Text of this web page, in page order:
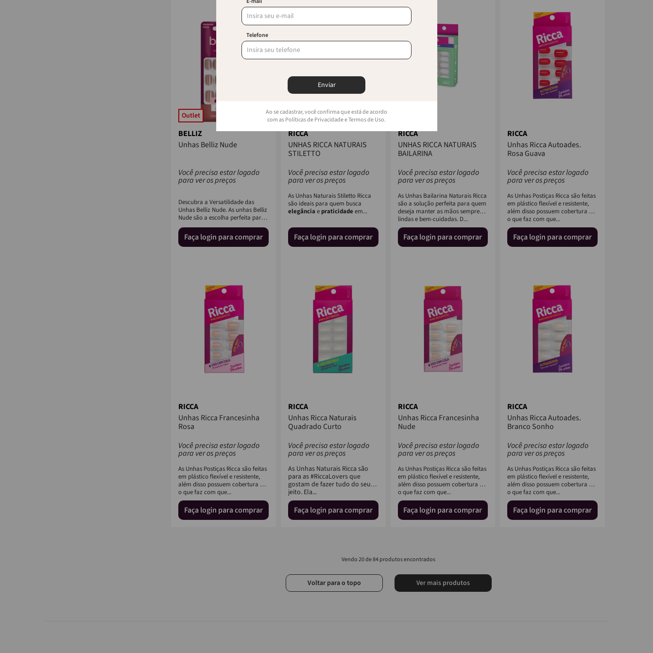
Telefone
Enviar
Ao se cadastrar, você confirma que está de acordo
com as Políticas de Privacidade e Termos de Uso.
Outlet
BELLIZ
Unhas Belliz Nude
Você precisa estar logado
para ver os preços
Descubra a Versatilidade das
Unhas Belliz Nude. As unhas Belliz
Nude são a escolha perfeita para
quem busca elegância...
Faça login para comprar
RICCA
UNHAS RICCA NATURAIS
STILETTO
Você precisa estar logado
para ver os preços
As Unhas Naturais Stiletto Ricca
são ideais para quem busca
elegância e praticidadeem...
Faça login para comprar
RICCA
UNHAS RICCA NATURAIS
BAILARINA
Você precisa estar logado
para ver os preços
As Unhas Bailarina Naturais Ricca
são a solução perfeita para quem
deseja manter as mãos sempre
lindas e bem-cuidadas. D...
Faça login para comprar
RICCA
Unhas Ricca Autoades.
Rosa Guava
Você precisa estar logado
para ver os preços
As Unhas Postiças Ricca são feitas
em plástico flexível e resistente,
além disso possuem cobertura UV,
o que faz com que...
Faça login para comprar
RICCA
Unhas Ricca Francesinha
Rosa
Você precisa estar logado
para ver os preços
As Unhas Postiças Ricca são feitas
em plástico flexível e resistente,
além disso possuem cobertura UV,
o que faz com que...
Faça login para comprar
RICCA
Unhas Ricca Naturais
Quadrado Curto
Você precisa estar logado
para ver os preços
As Unhas Naturais Ricca são
para as #RiccaLovers que
gostam de fazer tudo do seu
jeito. Ela...
Faça login para comprar
RICCA
Unhas Ricca Francesinha
Nude
Você precisa estar logado
para ver os preços
As Unhas Postiças Ricca são feitas
em plástico flexível e resistente,
além disso possuem cobertura UV,
o que faz com que...
Faça login para comprar
RICCA
Unhas Ricca Autoades.
Branco Sonho
Você precisa estar logado
para ver os preços
As Unhas Postiças Ricca são feitas
em plástico flexível e resistente,
além disso possuem cobertura UV,
o que faz com que...
Faça login para comprar
20 de 84
Voltar para o topo